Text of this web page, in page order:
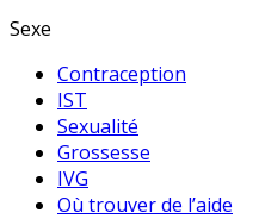
Sexe
Contraception
IST
Sexualité
Grossesse
IVG
Où trouver de l’aide